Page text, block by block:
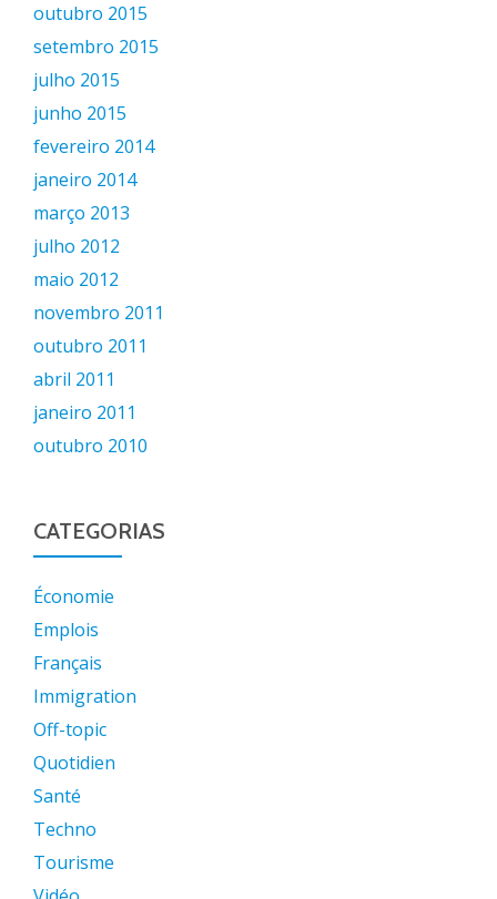
outubro 2015
setembro 2015
julho 2015
junho 2015
fevereiro 2014
janeiro 2014
março 2013
julho 2012
maio 2012
novembro 2011
outubro 2011
abril 2011
janeiro 2011
outubro 2010
CATEGORIAS
Économie
Emplois
Français
Immigration
Off-topic
Quotidien
Santé
Techno
Tourisme